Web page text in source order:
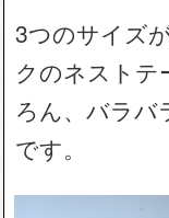
3つのサイズ
クのネストテ
ろん、バラバ
です。